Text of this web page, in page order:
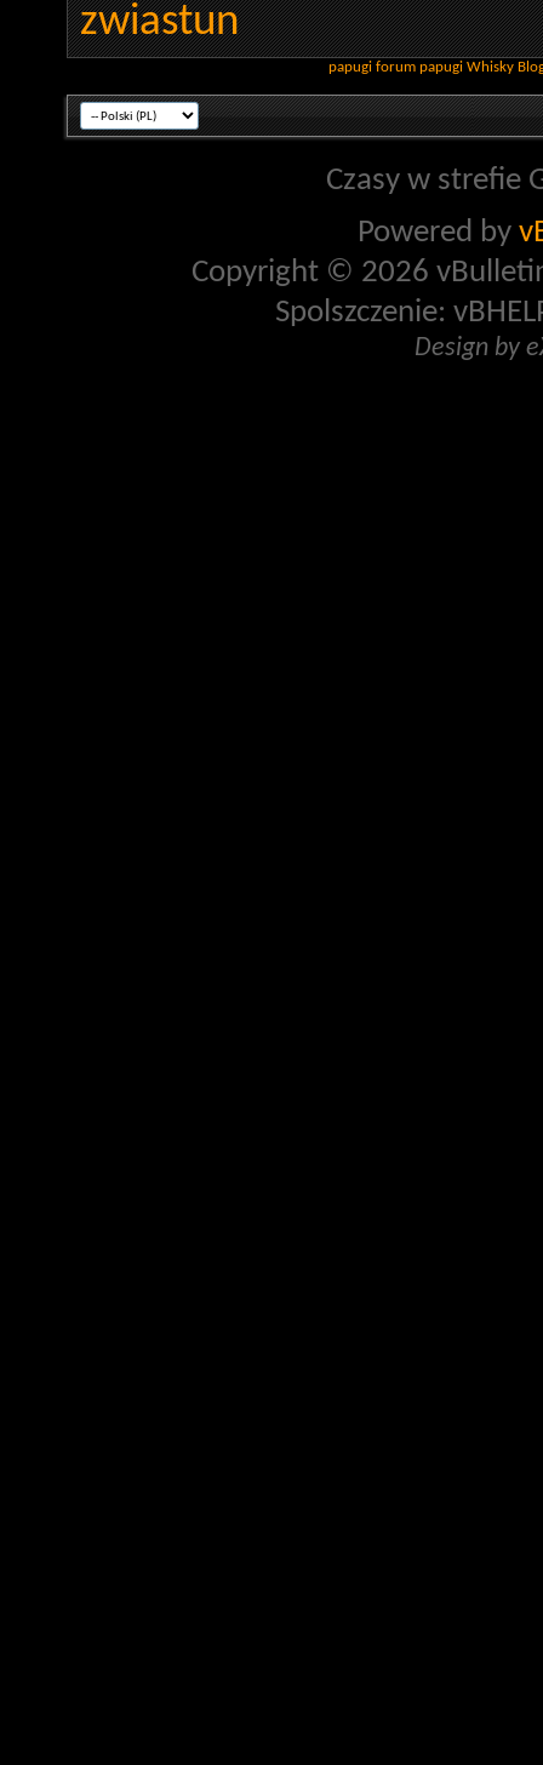
zwiastun
papugi forum papugi Whisky
Czasy w strefie
Powered by
Copyright © 2026
Spolszczenie:
Design by